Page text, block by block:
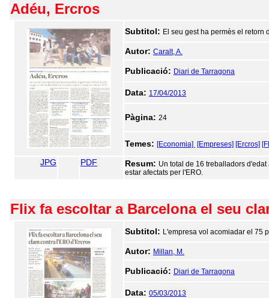
Adéu, Ercros
Subtitol: El seu gest ha permès el
Autor: Caralt, A.
Publicació: Diari de Tarragona
Data: 17/04/2013
Pàgina: 24
Temes: [Economia] [Empreses] [Ercros]
JPG PDF Resum: Un total de 16 treballadors
estar afectats per l'ERO.
Flix fa escoltar a Barcelona el seu
Subtitol: L'empresa vol acomiadar el 75
Autor: Millan, M.
Publicació: Diari de Tarragona
Data: 05/03/2013